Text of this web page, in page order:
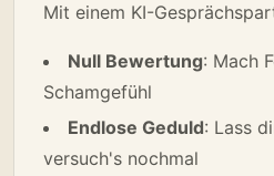
Mit einem KI-
Null Bewertung: Mach
Schamgefühl
Endlose Geduld: Lass
versuch's nochmal